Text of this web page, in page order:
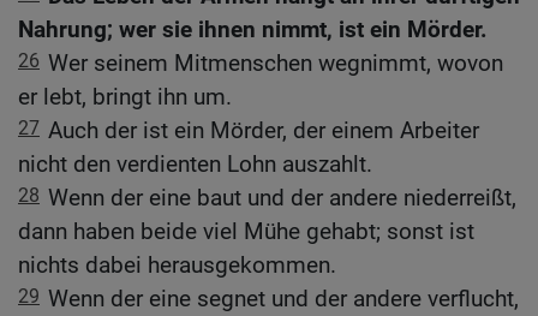
Nahrung; wer sie ihnen nimmt, ist ein Mörder.
26 Wer seinem Mitmenschen wegnimmt, wovon
er lebt, bringt ihn um.
27 Auch der ist ein Mörder, der einem Arbeiter
nicht den verdienten Lohn auszahlt.
28 Wenn der eine baut und der andere niederreißt,
dann haben beide viel Mühe gehabt; sonst ist
nichts dabei herausgekommen.
29 Wenn der eine segnet und der andere verflucht,